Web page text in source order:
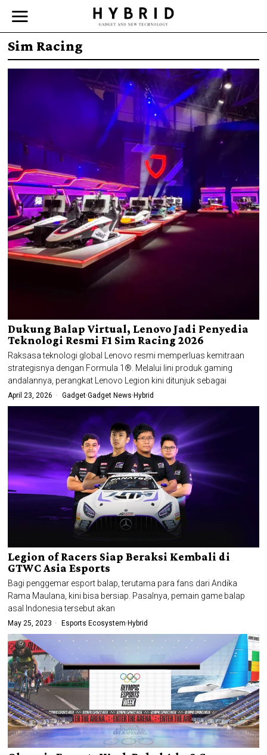
Sim Racing
Dukung Balap Virtual, Lenovo Jadi Penyedia
Teknologi Resmi F1 Sim Racing 2026
Raksasa teknologi global Lenovo resmi memperluas kemitraan
strategisnya dengan Formula 1®. Melalui lini produk gaming
andalannya, perangkat Lenovo Legion kini ditunjuk sebagai
April 23, 2026 Gadget·Gadget News· Hybrid
Legion of Racers Siap Beraksi Kembali di
GTWC Asia Esports
Bagi penggemar esport balap, terutama para fans dari Andika
Rama Maulana, kini bisa bersiap. Pasalnya, pemain game balap
asal Indonesia tersebut akan
May 25, 2023 Esports Ecosystem· Hybrid